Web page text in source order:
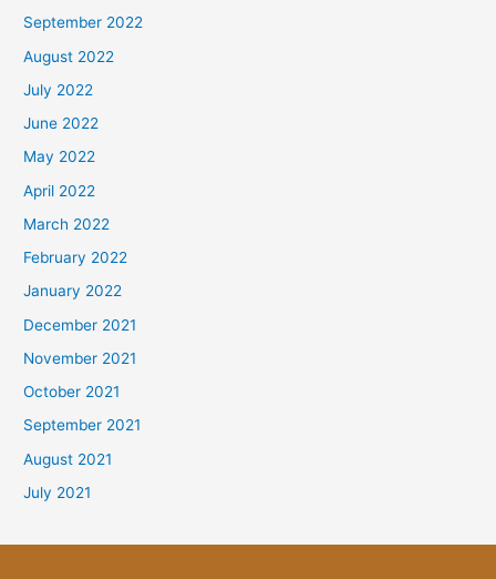
September 2022
August 2022
July 2022
June 2022
May 2022
April 2022
March 2022
February 2022
January 2022
December 2021
November 2021
October 2021
September 2021
August 2021
July 2021